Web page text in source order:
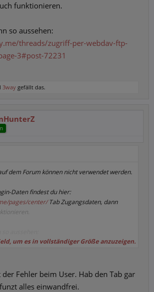
funktionieren.
so aussehen:
threads/zugriff-per-webdav-ftp-
3#post-72231
3way gefällt das.
dem Forum können nicht verwendet werden.
Daten findest du hier:
pages/center/Tab Zugangsdaten, dann
threads/zugriff-per-webdav-ftp-und-
um es in vollständiger Größe anzuzeigen.
Fehler beim User. Hab den Tab gar
alles einwandfrei.